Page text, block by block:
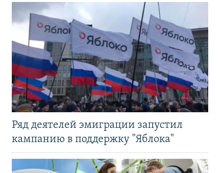
Ряд деятелей эмиграции запустил
кампанию в поддержку "Яблока"